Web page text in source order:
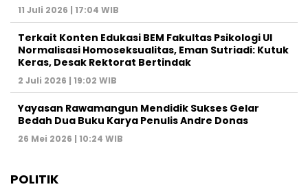
11 Juli 2026 | 17:04 WIB
Terkait Konten Edukasi BEM Fakultas Psikologi UI
Normalisasi Homoseksualitas, Eman Sutriadi: Kutuk
Keras, Desak Rektorat Bertindak
2 Juli 2026 | 19:02 WIB
Yayasan Rawamangun Mendidik Sukses Gelar
Bedah Dua Buku Karya Penulis Andre Donas
26 Mei 2026 | 10:24 WIB
POLITIK